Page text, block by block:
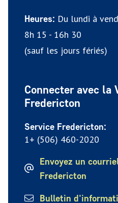
Heures: Du lundi à
8h 15 - 16h 30
(sauf les jours fériés)
Connecter avec la
Fredericton
Service Fredericton:
1+ (506) 460-2020
Envoyez un
Fredericton
Bulletin